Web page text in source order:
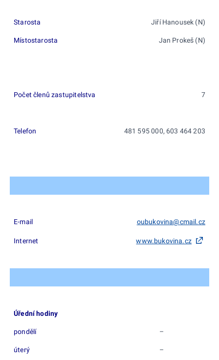
Starosta Jiří Hanousek (N)
Místostarosta Jan Prokeš (N)
Počet členů zastupitelstva 7
Telefon 481 595 000, 603 464 203
E-mail oubukovina@cmail.cz
Internet www.bukovina.cz
Úřední hodiny
pondělí –
úterý –